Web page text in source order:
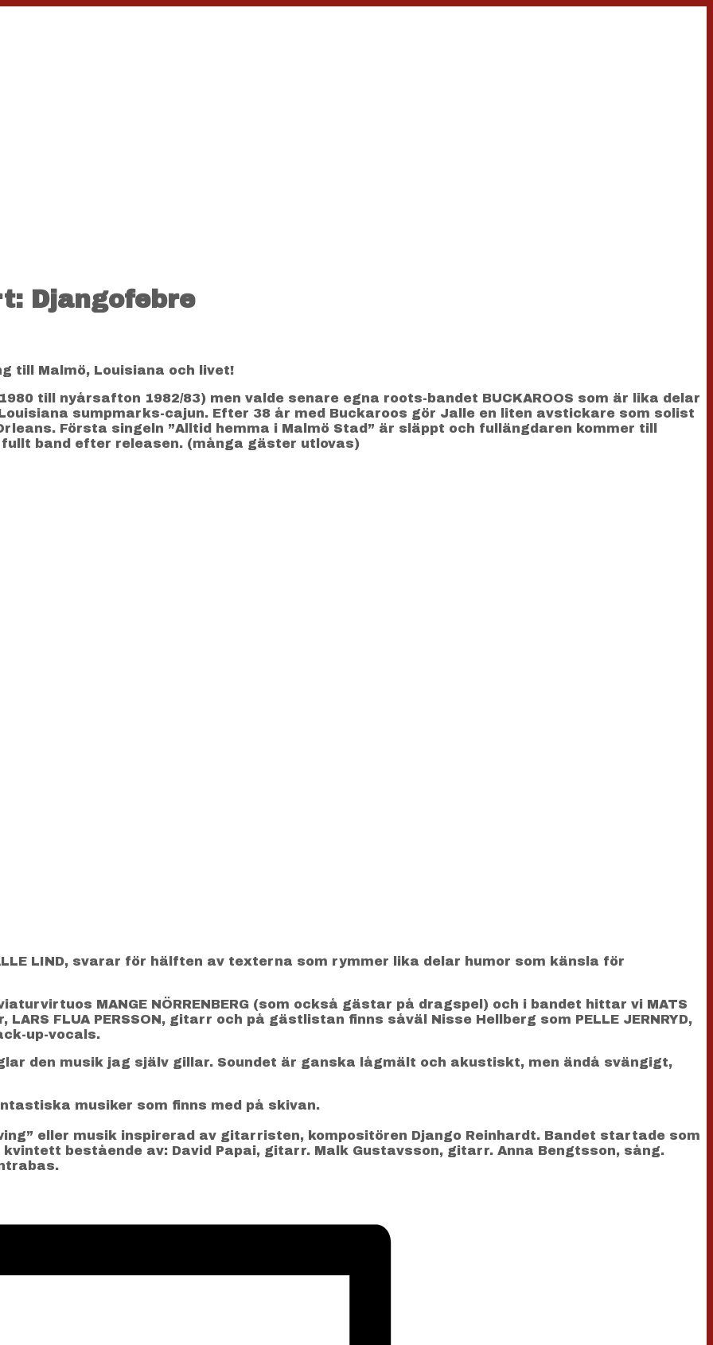
Djangofebre
till Malmö, Louisiana och livet!
till nyårsafton 1982/83) men valde senare egna roots-bandet BUCKAROOS som är lika delar
sumpmarks-cajun. Efter 38 år med Buckaroos gör Jalle en liten avstickare som solist
Första singeln ”Alltid hemma i Malmö Stad” är släppt och fullängdaren kommer till
fullt band efter releasen. (många gäster utlovas)
LIND, svarar för hälften av texterna som rymmer lika delar humor som känsla för
MANGE NÖRRENBERG (som också gästar på dragspel) och i bandet hittar vi MATS
LARS FLUA PERSSON, gitarr och på gästlistan finns såväl Nisse Hellberg som PELLE JERNRYD,
up-vocals.
den musik jag själv gillar. Soundet är ganska lågmält och akustiskt, men ändå svängigt,
musiker som finns med på skivan.
eller musik inspirerad av gitarristen, kompositören Django Reinhardt. Bandet startade som
bestående av: David Papai, gitarr. Malk Gustavsson, gitarr. Anna Bengtsson, sång.